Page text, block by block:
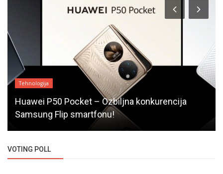
Tehnologija
Huawei P50 Pocket – Ozbiljna konkurencija
Samsung Flip smartfonu!
VOTING POLL